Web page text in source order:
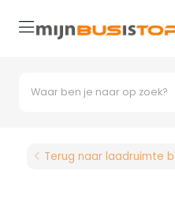
Terug naar laadruimte